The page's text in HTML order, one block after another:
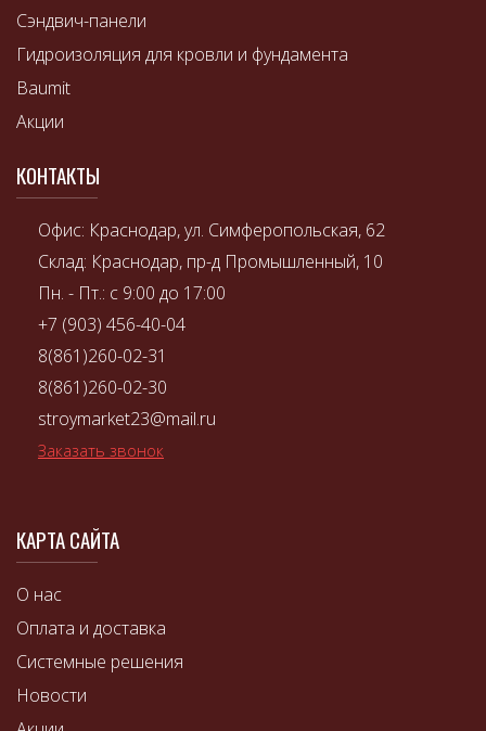
КАРТА САЙТА
О нас
Оплата и доставка
Системные решения
Новости
Сэндвич-панели
Гидроизоляция для кровли и фундамента
Baumit
Акции
КОНТАКТЫ
Офис: Краснодар, ул. Симферопольская, 62
Склад: Краснодар, пр-д Промышленный, 10
Пн. - Пт.: с 9:00 до 17:00
+7 (903) 456-40-04
8(861)260-02-31
8(861)260-02-30
stroymarket23@mail.ru
Заказать звонок